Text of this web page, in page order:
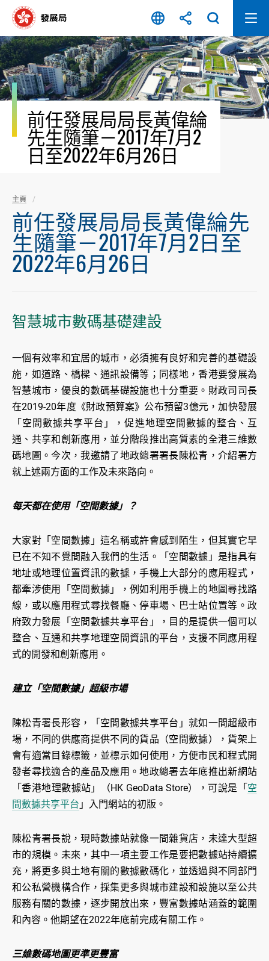
容
開
始
前任發展局局長黃偉綸
先生隨筆－2017年7月2
日至2022年6月26日
主頁
前任發展局局長黃偉綸先
生隨筆－2017年7月2日至
2022年6月26日
智慧城市數碼基礎建設
一個有效率和宜居的城市，必須擁有良好和完善的基礎設
施，如道路、橋樑、通訊設備等；同樣地，香港要發展為
智慧城市，優良的數碼基礎設施也十分重要。財政司司長
在2019-20年度《財政預算案》公布預留3億元，加快發展
「空間數據共享平台」，促進地理空間數據的整合、互
通、共享和創新應用，並分階段推出高質素的全港三維數
碼地圖。今次，我邀請了地政總署署長陳松青，介紹署方
就上述兩方面的工作及未來路向。
每天都在使用「空間數據」？
大家對「空間數據」這名稱或許會感到陌生，但其實它早
已在不知不覺間融入我們的生活。「空間數據」是指具有
地址或地理位置資訊的數據，手機上大部分的應用程式，
都牽涉使用「空間數據」，例如利用手機上的地圖尋找路
線，或以應用程式尋找餐廳、停車場、巴士站位置等。政
府致力發展「空間數據共享平台」，目的是提供一個可以
整合、互通和共享地理空間資訊的平台，支援不同應用程
式的開發和創新應用。
建立「空間數據」超級市場
陳松青署長形容，「空間數據共享平台」就如一間超級市
場，不同的供應商提供不同的貨品（空間數據），貨架上
會有適當目錄標籤，並標示如何使用，方便市民和程式開
發者尋找適合的產品及應用。地政總署去年底推出新網站
「香港地理數據站」（HK GeoData Store），可說是「空
間數據共享平台 」入門網站的初版。
陳松青署長說，現時數據站就像一間雜貨店，未達大型超
市的規模。未來，其中一項主要工作是要把數據站持續擴
充，將更多與土地有關的數據數碼化，並透過與不同部門
和公私營機構合作，採集更多與城市建設和設施以至公共
服務有關的數據，逐步開放出來，豐富數據站涵蓋的範圍
和內容。他期望在2022年底前完成有關工作。
三維數碼地圖更準更豐富